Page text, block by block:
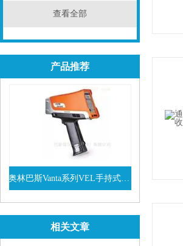
查看全部
产品推荐
奥林巴斯Vanta系列VEL手持式XRF光谱仪
查看详情
相关文章